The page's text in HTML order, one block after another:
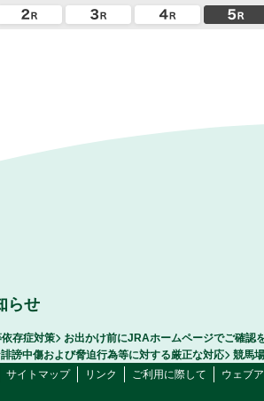
らせ
存症対策 お出かけ前にJRAホームページでご確認
謗中傷および脅迫行為等に対する厳正な対応
競馬
サイトマップ リンク ご利用に際して ウェブ